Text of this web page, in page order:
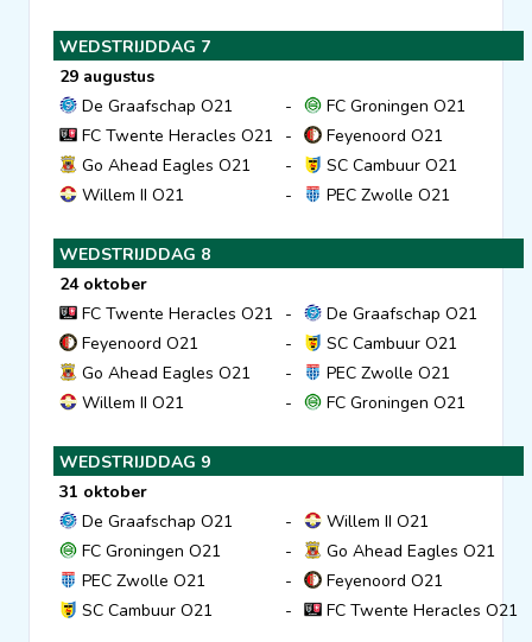
WEDSTRIJDDAG 7
29 augustus
De Graafschap O21
-
FC Groningen O21
FC Twente Heracles O21
-
Feyenoord O21
Go Ahead Eagles O21
-
SC Cambuur O21
Willem II O21
- PEC Zwolle O21
WEDSTRIJDDAG 8
24 oktober
FC Twente Heracles O21
-
De Graafschap O21
Feyenoord O21
-
SC Cambuur O21
Go Ahead Eagles O21
-
PEC Zwolle O21
Willem II O21
- FC Groningen O21
WEDSTRIJDDAG 9
31 oktober
De Graafschap O21
-
Willem II O21
FC Groningen O21
-
Go Ahead Eagles O21
PEC Zwolle O21
-
Feyenoord O21
SC Cambuur O21
- FC Twente Heracles O21